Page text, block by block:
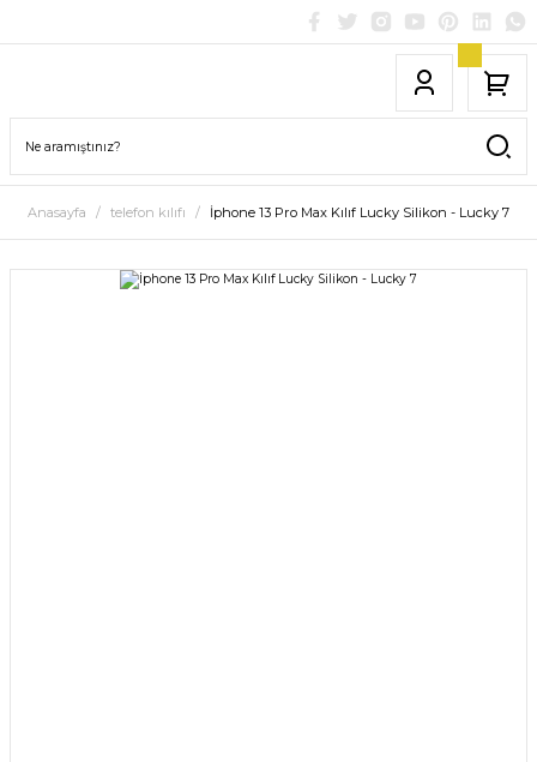
Anasayfa telefon kılıfı İphone 13 Pro Max Kılıf Lucky Silikon - Lucky 7